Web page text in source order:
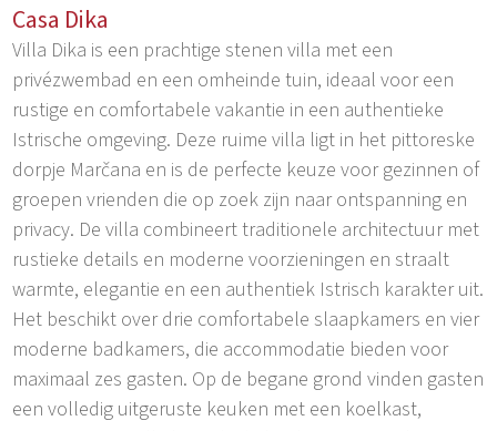
Casa Dika
Villa Dika is een prachtige stenen villa met een
privézwembad en een omheinde tuin, ideaal voor een
rustige en comfortabele vakantie in een authentieke
Istrische omgeving. Deze ruime villa ligt in het pittoreske
dorpje Marčana en is de perfecte keuze voor gezinnen of
groepen vrienden die op zoek zijn naar ontspanning en
privacy. De villa combineert traditionele architectuur met
rustieke details en moderne voorzieningen en straalt
warmte, elegantie en een authentiek Istrisch karakter uit.
Het beschikt over drie comfortabele slaapkamers en vier
moderne badkamers, die accommodatie bieden voor
maximaal zes gasten. Op de begane grond vinden gasten
een volledig uitgeruste keuken met een koelkast,